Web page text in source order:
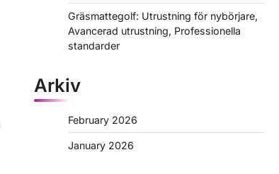
Gräsmattegolf: Utrustning för nybörjare,
Avancerad utrustning, Professionella
standarder
Arkiv
February 2026
January 2026